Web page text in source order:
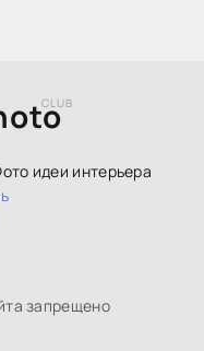
CLUB
идеи интерьера
запрещено